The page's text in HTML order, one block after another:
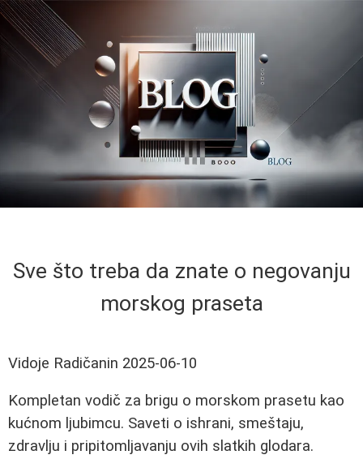
Sve što treba da znate o negovanju
morskog praseta
Vidoje Radičanin 2025-06-10
Kompletan vodič za brigu o morskom prasetu kao
kućnom ljubimcu. Saveti o ishrani, smeštaju,
zdravlju i pripitomljavanju ovih slatkih glodara.